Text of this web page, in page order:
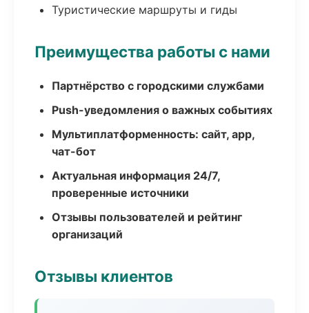
Туристические маршруты и гиды
Преимущества работы с нами
Партнёрство с городскими службами
Push-уведомления о важных событиях
Мультиплатформенность: сайт, app,
чат-бот
Актуальная информация 24/7,
проверенные источники
Отзывы пользователей и рейтинг
организаций
Отзывы клиентов